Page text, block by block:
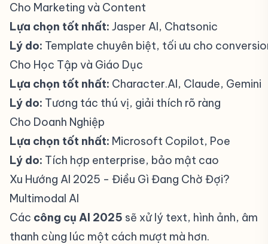
Cho Marketing và Content
Lựa chọn tốt nhất: Jasper AI, Chatsonic
Lý do: Template chuyên biệt, tối ưu cho
Cho Học Tập và Giáo Dục
Lựa chọn tốt nhất: Character.AI, Claude, Gemini
Lý do: Tương tác thú vị, giải thích rõ ràng
Cho Doanh Nghiệp
Lựa chọn tốt nhất: Microsoft Copilot, Poe
Lý do: Tích hợp enterprise, bảo mật cao
Xu Hướng AI 2025 - Điều Gì Đang Chờ Đợi?
Multimodal AI
Các công cụ AI 2025 sẽ xử lý text, hình ảnh, âm
thanh cùng lúc một cách mượt mà hơn.